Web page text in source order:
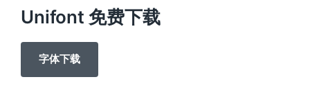
Unifont 免费下载
字体下载